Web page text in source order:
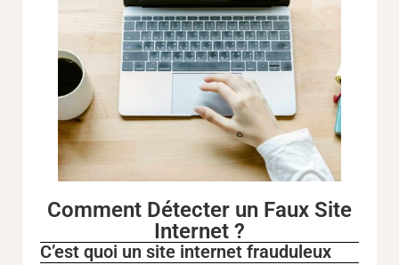
Comment Détecter un Faux Site
Internet ?
C’est quoi un site internet frauduleux